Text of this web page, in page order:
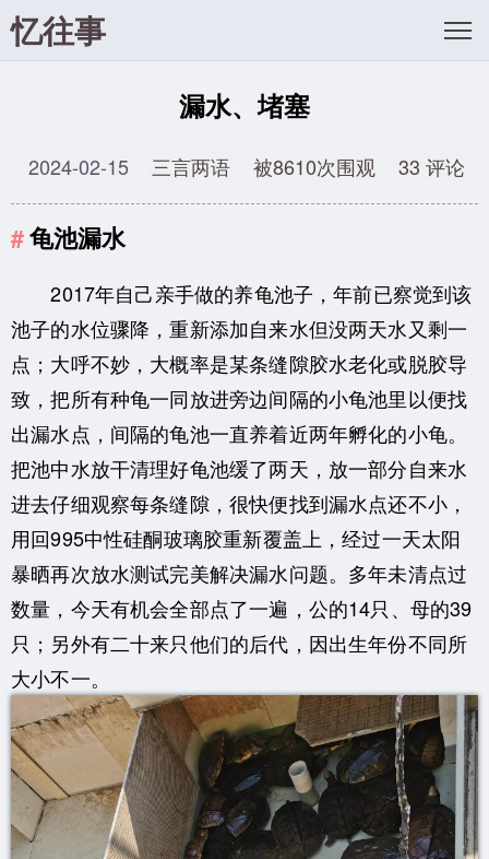
忆往事
漏水、堵塞
2024-02-15 三言两语 被8610次围观 33 评论
龟池漏水
2017年自己亲手做的养龟池子，年前已察觉到该
池子的水位骤降，重新添加自来水但没两天水又剩一
点；大呼不妙，大概率是某条缝隙胶水老化或脱胶导
致，把所有种龟一同放进旁边间隔的小龟池里以便找
出漏水点，间隔的龟池一直养着近两年孵化的小龟。
把池中水放干清理好龟池缓了两天，放一部分自来水
进去仔细观察每条缝隙，很快便找到漏水点还不小，
用回995中性硅酮玻璃胶重新覆盖上，经过一天太阳
暴晒再次放水测试完美解决漏水问题。多年未清点过
数量，今天有机会全部点了一遍，公的14只、母的39
只；另外有二十来只他们的后代，因出生年份不同所
大小不一。